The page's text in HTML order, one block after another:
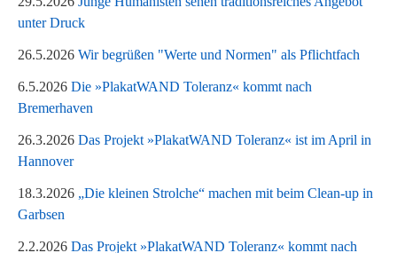
unter Druck
26.5.2026 Wir begrüßen "Werte und Normen" als Pflichtfach
6.5.2026 Die »PlakatWAND Toleranz« kommt nach
Bremerhaven
26.3.2026 Das Projekt »PlakatWAND Toleranz« ist im April in
Hannover
18.3.2026 „Die kleinen Strolche“ machen mit beim Clean-up in
Garbsen
2.2.2026 Das Projekt »PlakatWAND Toleranz« kommt nach